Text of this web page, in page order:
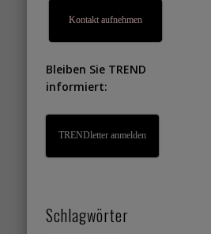
Kontakt aufnehmen
Bleiben Sie TREND
informiert:
TRENDletter anmelden
Schlagwörter